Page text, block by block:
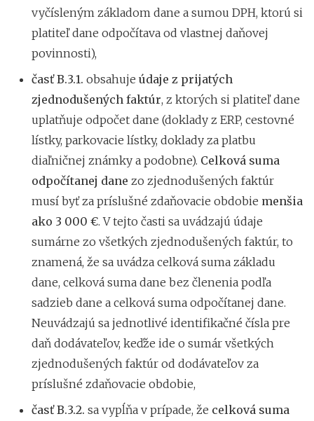
vyčísleným základom dane a sumou DPH, ktorú si
platiteľ dane odpočítava od vlastnej daňovej
povinnosti),
časť B.3.1. obsahuje údaje z prijatých
zjednodušených faktúr, z ktorých si platiteľ dane
uplatňuje odpočet dane (doklady z ERP, cestovné
lístky, parkovacie lístky, doklady za platbu
diaľničnej známky a podobne). Celková suma
odpočítanej dane zo zjednodušených faktúr
musí byť za príslušné zdaňovacie obdobie menšia
ako 3 000 €. V tejto časti sa uvádzajú údaje
sumárne zo všetkých zjednodušených faktúr, to
znamená, že sa uvádza celková suma základu
dane, celková suma dane bez členenia podľa
sadzieb dane a celková suma odpočítanej dane.
Neuvádzajú sa jednotlivé identifikačné čísla pre
daň dodávateľov, keďže ide o sumár všetkých
zjednodušených faktúr od dodávateľov za
príslušné zdaňovacie obdobie,
časť B.3.2. sa vypĺňa v prípade, že celková suma